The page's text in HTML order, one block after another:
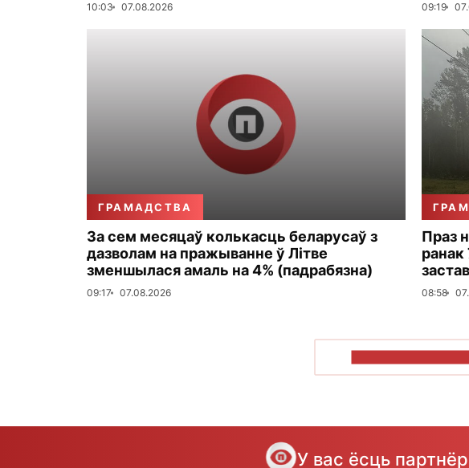
10:03 07.08.2026 09:19
ГРАМАДСТВА
За сем месяцаў колькасць беларусаў з
дазволам на пражыванне ў Літве
зменшылася амаль на 4% (падрабязна)
09:17 07.08.2026
Праз
ранак
08:58
У вас ёсць